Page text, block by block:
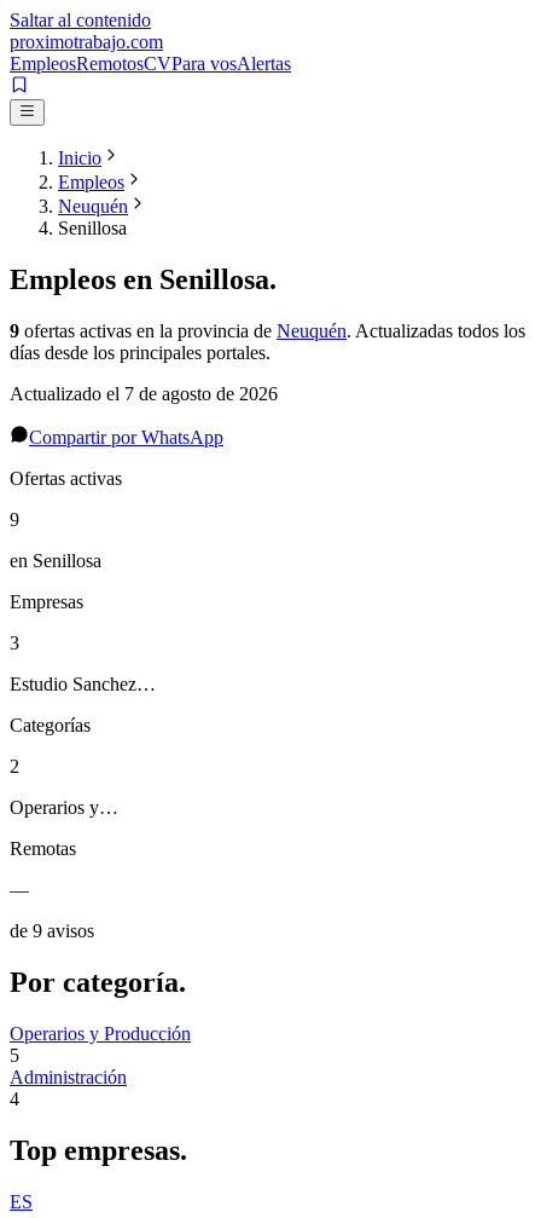
Saltar al contenido
proximotrabajo.com
EmpleosRemotosCVPara vosAlertas
Inicio
Empleos
Neuquén
Senillosa
Empleos en Senillosa.
9 ofertas activas en la provincia de Neuquén. Actualizadas todos los
días desde los principales portales.
Actualizado el 7 de agosto de 2026
Compartir por WhatsApp
Ofertas activas
9
en Senillosa
Empresas
3
Estudio Sanchez…
Categorías
2
Operarios y…
Remotas
—
de 9 avisos
Por categoría.
Operarios y Producción
5
Administración
4
Top empresas.
ES